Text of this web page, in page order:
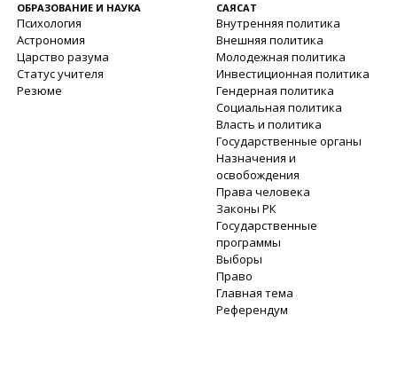
ОБРАЗОВАНИЕ И НАУКА
Психология
Астрономия
Царство разума
Статус учителя
Резюме
САЯСАТ
Внутренняя политика
Внешняя политика
Молодежная политика
Инвестиционная политика
Гендерная политика
Социальная политика
Власть и политика
Государственные органы
Назначения и
освобождения
Права человека
Законы РК
Государственные
программы
Выборы
Право
Главная тема
Референдум